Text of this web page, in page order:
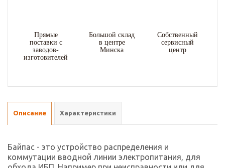
Прямые
поставки с
заводов-
изготовителей
Большой склад
в центре
Минска
Собственный
сервисный
центр
Описание Характеристики
Байпас - это устройство распределения и
коммутации вводной линии электропитания, для